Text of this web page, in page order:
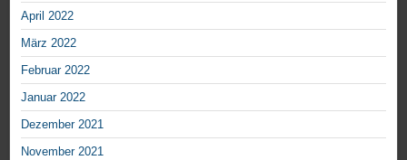
April 2022
März 2022
Februar 2022
Januar 2022
Dezember 2021
November 2021